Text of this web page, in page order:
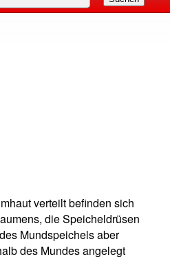
verteilt befinden sich
die Speicheldrüsen
Mundspeichels aber
des Mundes angelegt